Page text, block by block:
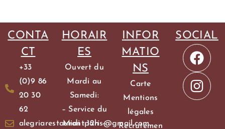
CONTA
CT
+33
(0)9 86
20 30
62
alegriarestaurantparis@gmail.com
HORAIR
ES
Ouvert du
Mardi au
Samedi:
– Service du
Midi : 12h –
INFOR
MATIO
NS
Carte
Mentions
légales
Recrutemen
SOCIAL